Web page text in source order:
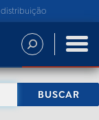
distribuição